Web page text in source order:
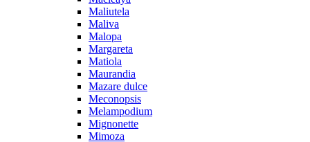
Maliutela
Maliva
Malopa
Margareta
Matiola
Maurandia
Mazare dulce
Meconopsis
Melampodium
Mignonette
Mimoza